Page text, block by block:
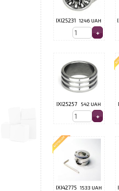
IXI25231 1246 UAH
IXI25257 542 UAH
IXI42775 1533 UAH